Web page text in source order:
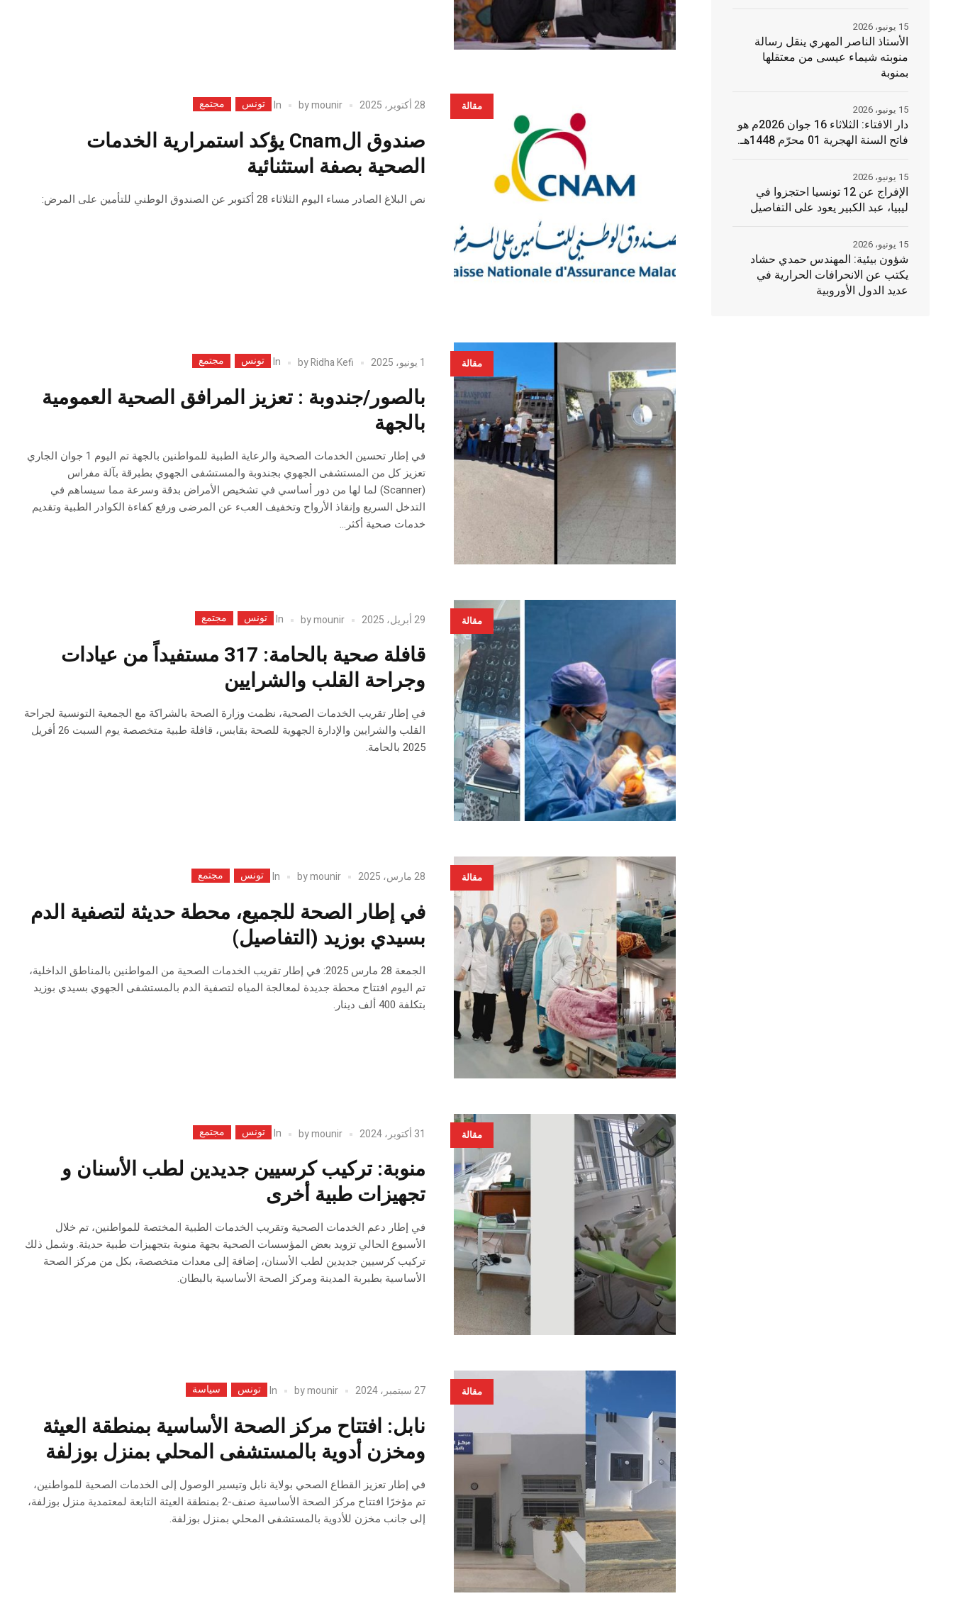
مقالة 28 أكتوبر، 2025 bymounir
In تونس مجتمع
صندوق الCnam يؤكد استمرارية الخدمات
الصحية بصفة استثنائية
نص البلاغ الصادر مساء اليوم الثلاثاء 28 أكتوبر عن الصندوق الوطني للتأمين على المرض:
مقالة 1 يونيو، 2025 byRidha Kefi
In تونس مجتمع
بالصور/جندوبة : تعزيز المرافق الصحية العمومية
بالجهة
في إطار تحسين الخدمات الصحية والرعاية الطبية للمواطنين بالجهة تم اليوم 1 جوان الجاري
تعزيز كل من المستشفى الجهوي بجندوبة والمستشفى الجهوي بطبرقة بآلة مفراس
(Scanner) لما لها من دور أساسي في تشخيص الأمراض بدقة وسرعة مما سيساهم في
التدخل السريع وإنقاذ الأرواح وتخفيف العبء عن المرضى ورفع كفاءة الكوادر الطبية وتقديم
خدمات صحية أكثر...
مقالة 29 أبريل، 2025 bymounir
In تونس مجتمع
قافلة صحية بالحامة: 317 مستفيداً من عيادات
وجراحة القلب والشرايين
في إطار تقريب الخدمات الصحية، نظمت وزارة الصحة بالشراكة مع الجمعية التونسية لجراحة
القلب والشرايين والإدارة الجهوية للصحة بقابس، قافلة طبية متخصصة يوم السبت 26 أفريل
2025 بالحامة.
مقالة 28 مارس، 2025 bymounir
In تونس مجتمع
في إطار الصحة للجميع، محطة حديثة لتصفية الدم
بسيدي بوزيد (التفاصيل)
الجمعة 28 مارس 2025: في إطار تقريب الخدمات الصحية من المواطنين بالمناطق الداخلية،
تم اليوم افتتاح محطة جديدة لمعالجة المياه لتصفية الدم بالمستشفى الجهوي بسيدي بوزيد
بتكلفة 400 ألف دينار.
مقالة 31 أكتوبر، 2024 bymounir
In تونس مجتمع
منوبة: تركيب كرسيين جديدين لطب الأسنان و
تجهيزات طبية أخرى
في إطار دعم الخدمات الصحية وتقريب الخدمات الطبية المختصة للمواطنين، تم خلال
الأسبوع الحالي تزويد بعض المؤسسات الصحية بجهة منوبة بتجهيزات طبية حديثة. وشمل ذلك
تركيب كرسيين جديدين لطب الأسنان، إضافة إلى معدات متخصصة، بكل من مركز الصحة
الأساسية بطبربة المدينة ومركز الصحة الأساسية بالبطان.
مقالة 27 سبتمبر، 2024 bymounir
In تونس سياسة
نابل: افتتاح مركز الصحة الأساسية بمنطقة العيثة
ومخزن أدوية بالمستشفى المحلي بمنزل بوزلفة
في إطار تعزيز القطاع الصحي بولاية نابل وتيسير الوصول إلى الخدمات الصحية للمواطنين،
تم مؤخرًا افتتاح مركز الصحة الأساسية صنف-2 بمنطقة العيثة التابعة لمعتمدية منزل بوزلفة،
إلى جانب مخزن للأدوية بالمستشفى المحلي بمنزل بوزلفة.
الأستاذ الناصر المهري ينقل رسالة
منوبته شيماء عيسى من معتقلها
بمنوبة
15 يونيو، 2026
دار الافتاء: الثلاثاء 16 جوان 2026م هو
فاتح السنة الهجرية 01 محرّم 1448هـ.
15 يونيو، 2026
الإفراج عن 12 تونسيا احتجزوا في
ليبيا، عبد الكبير يعود على التفاصيل
15 يونيو، 2026
شؤون بيئية: المهندس حمدي حشاد
يكتب عن الانحرافات الحرارية في
عديد الدول الأوروبية
15 يونيو، 2026